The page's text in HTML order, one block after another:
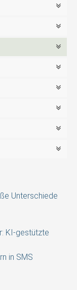
Unterschiede
KI-gestützte
in SMS